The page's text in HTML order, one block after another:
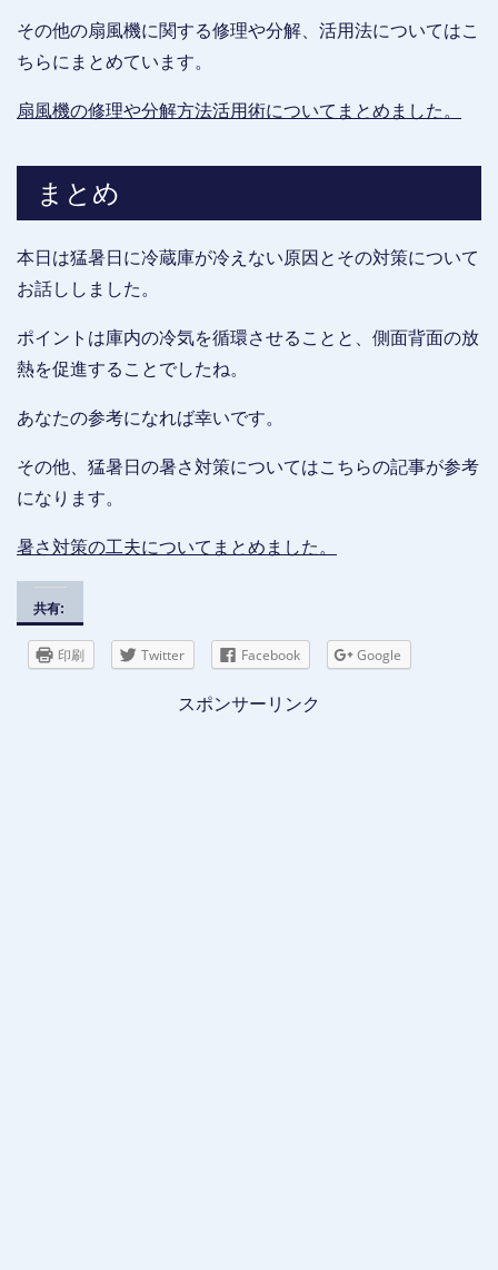
その他の扇風機に関する修理や分解、活用法についてはこ
ちらにまとめています。
扇風機の修理や分解方法活用術についてまとめました。
まとめ
本日は猛暑日に冷蔵庫が冷えない原因とその対策について
お話ししました。
ポイントは庫内の冷気を循環させることと、側面背面の放
熱を促進することでしたね。
あなたの参考になれば幸いです。
その他、猛暑日の暑さ対策についてはこちらの記事が参考
になります。
暑さ対策の工夫についてまとめました。
共有:
印刷 Twitter Facebook Google
スポンサーリンク